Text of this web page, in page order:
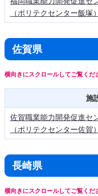
（ポリテクセンター飯塚）
佐賀県
施
佐賀職業能力開発促進セ
（ポリテクセンター佐賀）
長崎県